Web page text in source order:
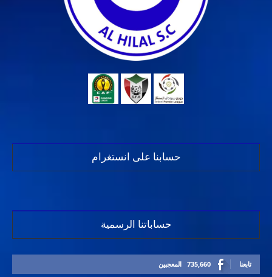
حسابنا على انستغرام
حساباتنا الرسمية
735,660 المعجبين تابعنا